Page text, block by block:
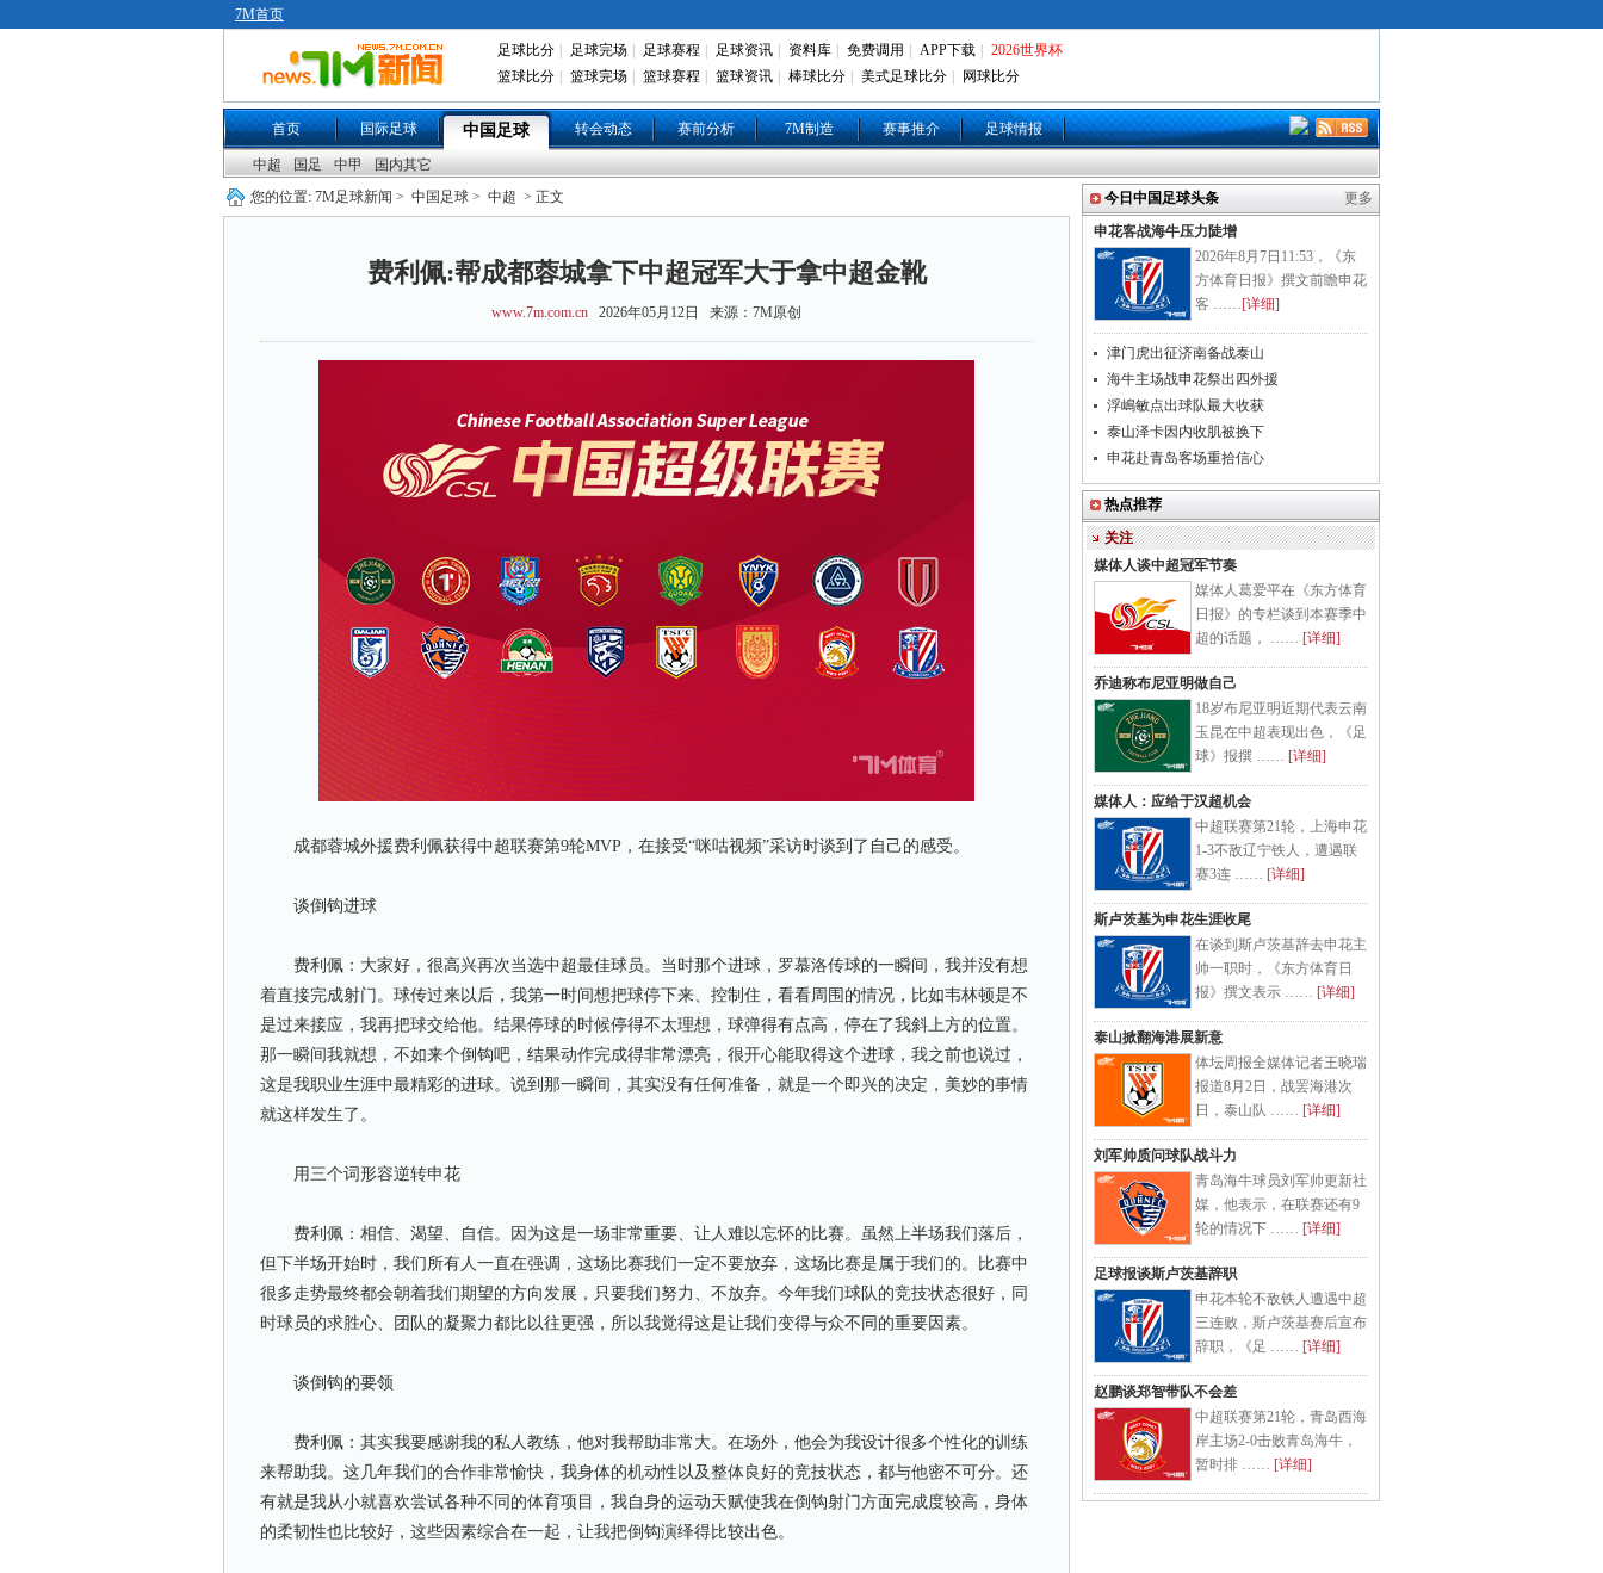
7M首页
足球比分 足球完场 足球赛程 足球资讯 资料库 免费调用 APP下载
2026世界杯
篮球比分
篮球完场 篮球赛程 篮球资讯 棒球比分 美式足球比分 网球比分
首页 国际足球 中国足球 转会动态 赛前分析 7M制造 赛事推介 足球情报
中超 国足 中甲
国内其它
您的位置: 7M足球新闻 > 中国足球 > 中超 > 正文
费利佩:帮成都蓉城拿下中超冠军大于拿中超金靴
www.7m.com.cn 2026年05月12日 来源：7M原创
成都蓉城外援费利佩获得中超联赛第9轮MVP，在接受“咪咕视频”采访时谈到了自己的感受。
谈倒钩进球
费利佩：大家好，很高兴再次当选中超最佳球员。当时那个进球，罗慕洛传球的一瞬间，我并没有想
着直接完成射门。球传过来以后，我第一时间想把球停下来、控制住，看看周围的情况，比如韦林顿是不
是过来接应，我再把球交给他。结果停球的时候停得不太理想，球弹得有点高，停在了我斜上方的位置。
那一瞬间我就想，不如来个倒钩吧，结果动作完成得非常漂亮，很开心能取得这个进球，我之前也说过，
这是我职业生涯中最精彩的进球。说到那一瞬间，其实没有任何准备，就是一个即兴的决定，美妙的事情
就这样发生了。
用三个词形容逆转申花
费利佩：相信、渴望、自信。因为这是一场非常重要、让人难以忘怀的比赛。虽然上半场我们落后，
但下半场开始时，我们所有人一直在强调，这场比赛我们一定不要放弃，这场比赛是属于我们的。比赛中
很多走势最终都会朝着我们期望的方向发展，只要我们努力、不放弃。今年我们球队的竞技状态很好，同
时球员的求胜心、团队的凝聚力都比以往更强，所以我觉得这是让我们变得与众不同的重要因素。
谈倒钩的要领
费利佩：其实我要感谢我的私人教练，他对我帮助非常大。在场外，他会为我设计很多个性化的训练
来帮助我。这几年我们的合作非常愉快，我身体的机动性以及整体良好的竞技状态，都与他密不可分。还
有就是我从小就喜欢尝试各种不同的体育项目，我自身的运动天赋使我在倒钩射门方面完成度较高，身体
的柔韧性也比较好，这些因素综合在一起，让我把倒钩演绎得比较出色。
今日中国足球头条
更多
申花客战海牛压力陡增
2026年8月7日11:53，《东
方体育日报》撰文前瞻申花
客 ……[详细]
津门虎出征济南备战泰山
海牛主场战申花祭出四外援
浮嶋敏点出球队最大收获
泰山泽卡因内收肌被换下
申花赴青岛客场重拾信心
热点推荐
关注
媒体人谈中超冠军节奏
媒体人葛爱平在《东方体育
日报》的专栏谈到本赛季中
超的话题， …… [详细]
乔迪称布尼亚明做自己
18岁布尼亚明近期代表云南
玉昆在中超表现出色，《足
球》报撰 …… [详细]
媒体人：应给于汉超机会
中超联赛第21轮，上海申花
1-3不敌辽宁铁人，遭遇联
赛3连 …… [详细]
斯卢茨基为申花生涯收尾
在谈到斯卢茨基辞去申花主
帅一职时，《东方体育日
报》撰文表示 …… [详细]
泰山掀翻海港展新意
体坛周报全媒体记者王晓瑞
报道8月2日，战罢海港次
日，泰山队 …… [详细]
刘军帅质问球队战斗力
青岛海牛球员刘军帅更新社
媒，他表示，在联赛还有9
轮的情况下 …… [详细]
足球报谈斯卢茨基辞职
申花本轮不敌铁人遭遇中超
三连败，斯卢茨基赛后宣布
辞职，《足 …… [详细]
赵鹏谈郑智带队不会差
中超联赛第21轮，青岛西海
岸主场2-0击败青岛海牛，
暂时排 …… [详细]